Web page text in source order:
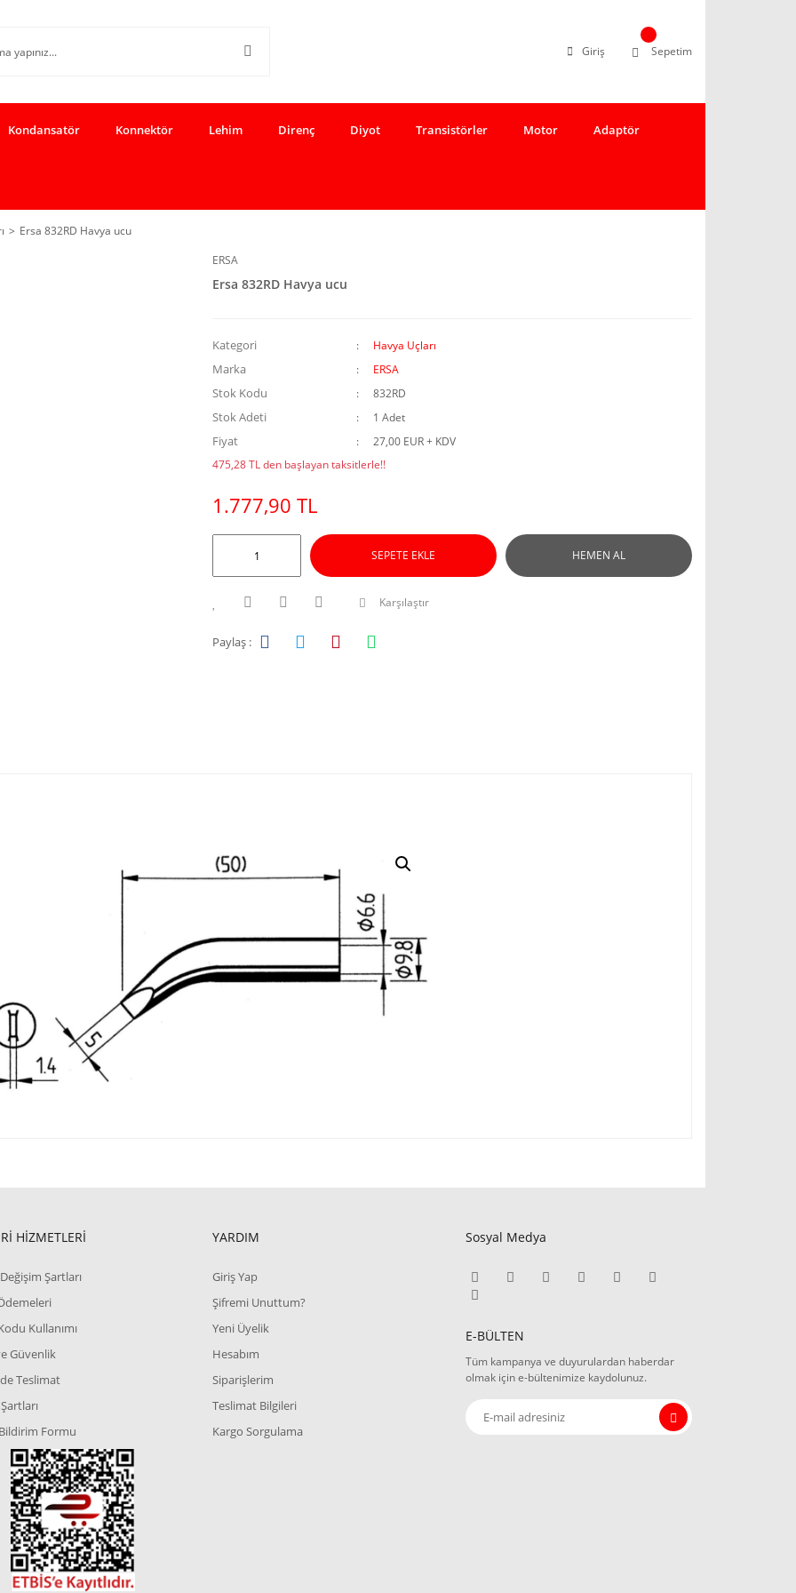
Giriş Sepetim
Kondansatör Konnektör Lehim Direnç Diyot Transistörler Motor Adaptör
Ersa 832RD Havya ucu
ERSA
Ersa 832RD Havya ucu
Kategori Havya Uçları
Marka ERSA
Stok Kodu 832RD
Stok Adeti 1 Adet
Fiyat
27,00 EUR + KDV
475,28 TL den başlayan taksitlerle!!
1.777,90 TL
SEPETE EKLE HEMEN AL
Karşılaştır
Paylaş :
HİZMETLERİ
Şartları
Kullanımı
Güvenlik
Teslimat
Formu
YARDIM
Giriş Yap
Şifremi Unuttum?
Yeni Üyelik
Hesabım
Siparişlerim
Teslimat Bilgileri
Kargo Sorgulama
Sosyal Medya
E-BÜLTEN
Tüm kampanya ve duyurulardan haberdar
olmak için e-bültenimize kaydolunuz.